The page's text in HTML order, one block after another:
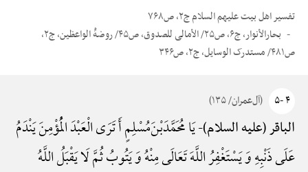
تفسیر اهل بیت علیهم السلام ج۲، ص۷۶۸
بحارالأنوار، ج۶، ص۲۵/ الأمالی للصدوق، ص۴۵/ روضهًْ الواعظین، ج۲،
ص۴۸۱/ مستدرک الوسایل، ج۲، ص۳۴۶
۴ -۵ (آل‌عمران/ ۱۳۵)
الباقر (علیه السلام)-یَا مُحَمَّدَ‌بْنَ‌مُسْلِمٍ أَ تَرَی الْعَبْدَ الْمُؤْمِنَ یَنْدَمُ
عَلَی ذَنْبِهِ وَ یَسْتَغْفِرُ اللَّهَ تَعَالَی مِنْهُ وَ یَتُوبُ ثُمَّ لَا یَقْبَلُ اللَّهُ